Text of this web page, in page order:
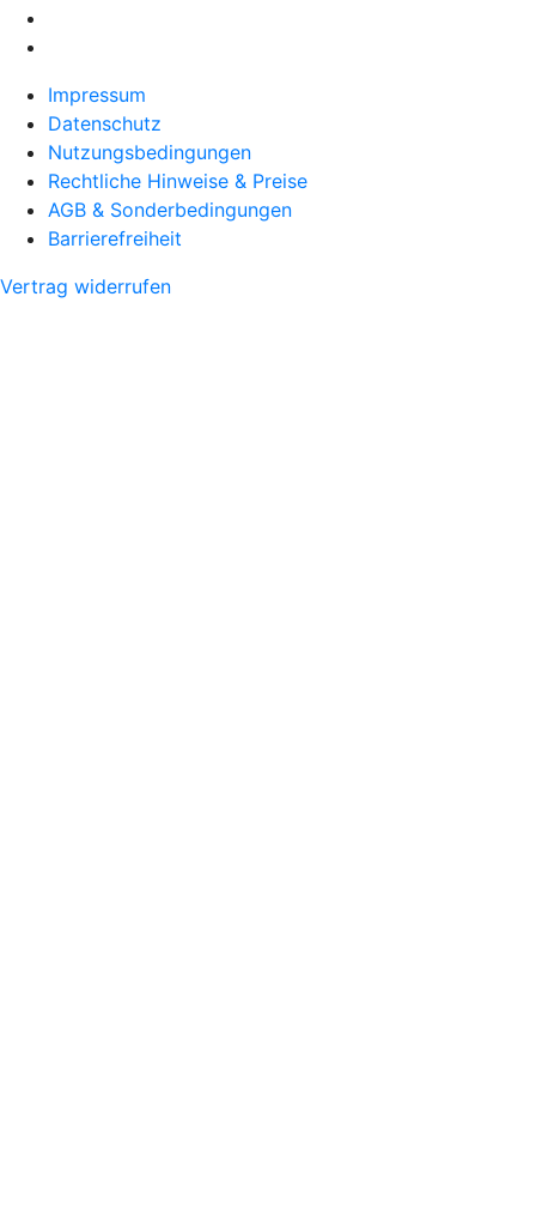
Impressum
Datenschutz
Nutzungsbedingungen
Rechtliche Hinweise & Preise
AGB & Sonderbedingungen
Barrierefreiheit
Vertrag widerrufen